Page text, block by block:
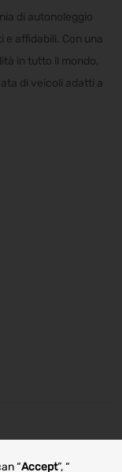
“Accept”, “
di autonoleggio
affidabili. Con una
in tutto il mondo,
di veicoli adatti a